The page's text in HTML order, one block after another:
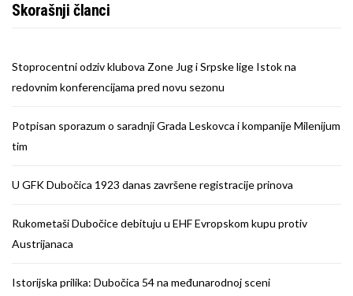
Skorašnji članci
Stoprocentni odziv klubova Zone Jug i Srpske lige Istok na
redovnim konferencijama pred novu sezonu
Potpisan sporazum o saradnji Grada Leskovca i kompanije Milenijum
tim
U GFK Dubočica 1923 danas završene registracije prinova
Rukometaši Dubočice debituju u EHF Evropskom kupu protiv
Austrijanaca
Istorijska prilika: Dubočica 54 na međunarodnoj sceni